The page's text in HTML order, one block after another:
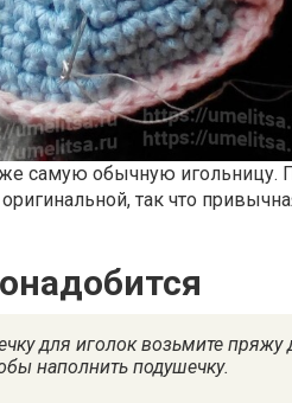
самую обычную игольницу.
так что
для иголок возьмите пряжу
наполнить подушечку.